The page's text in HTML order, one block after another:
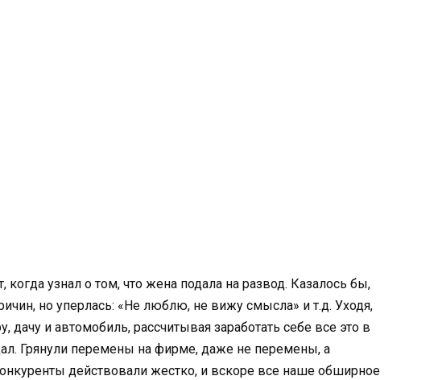
когда узнал о том, что жена подала на развод. Казалось бы,
но уперлась: «Не люблю, не вижу смысла» и т.д. Уходя,
дачу и автомобиль, рассчитывая заработать себе все это в
Грянули перемены на фирме, даже не перемены, а
действовали жестко, и вскоре все наше обширное